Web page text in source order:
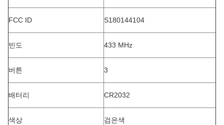
FCC ID S180144104
빈도 433 MHz
버튼 3
배터리 CR2032
색상 검은색